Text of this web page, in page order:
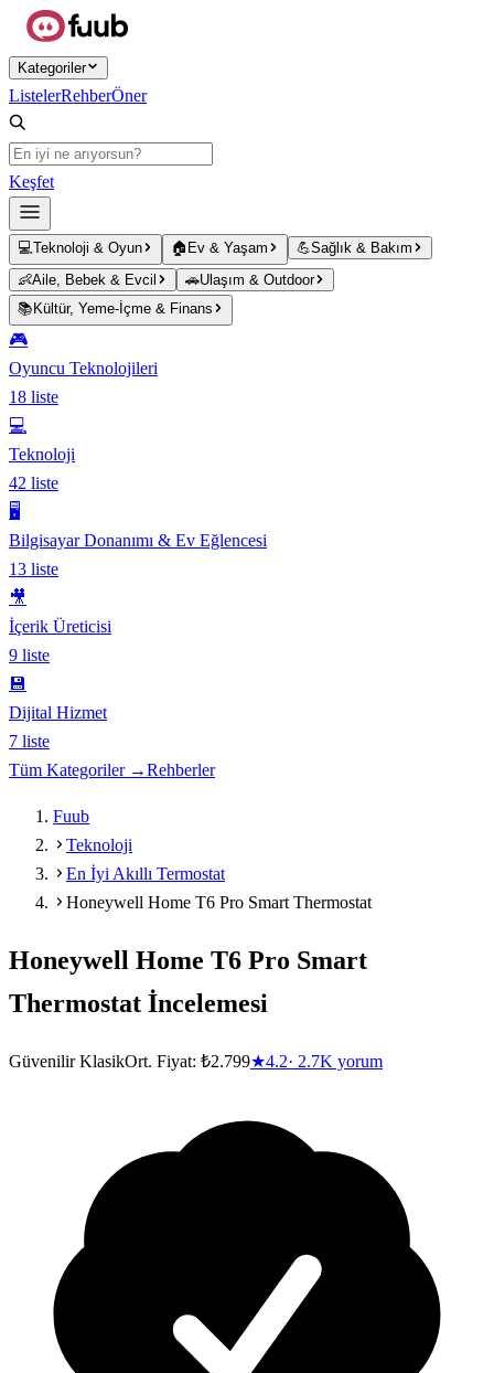
Ana içeriğe atla
Kategoriler
ListelerRehberÖner
Keşfet
💻Teknoloji & Oyun 🏠 Ev & Yaşam 💪Sağlık & Bakım
👶Aile, Bebek & Evcil 🚗Ulaşım & Outdoor
📚 Kültür, Yeme-İçme & Finans
🎮
Oyuncu Teknolojileri
18 liste
💻
Teknoloji
42 liste
🖥️
Bilgisayar Donanımı & Ev Eğlencesi
13 liste
🎥
İçerik Üreticisi
9 liste
💾
Dijital Hizmet
7 liste
Tüm Kategoriler →Rehberler
Fuub
Teknoloji
En İyi Akıllı Termostat
Honeywell Home T6 Pro Smart Thermostat
Honeywell Home T6 Pro Smart
Thermostat İncelemesi
Güvenilir KlasikOrt. Fiyat: ₺2.799★4.2· 2.7K yorum